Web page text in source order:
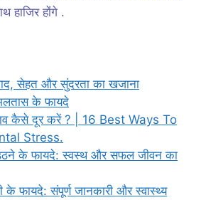
हाजिर होंगे .
सेहत और सुंदरता का खजाना
के फायदे
कैसे दूर करें ? | 16 Best Ways To
Stress.
के फायदे: स्वस्थ और सफल जीवन का
फायदे: संपूर्ण जानकारी और स्वास्थ्य